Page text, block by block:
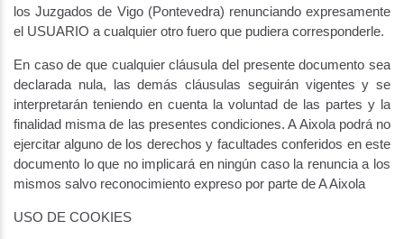
los Juzgados de Vigo (Pontevedra) renunciando expresamente
el USUARIO a cualquier otro fuero que pudiera corresponderle.
En caso de que cualquier cláusula del presente documento sea
declarada nula, las demás cláusulas seguirán vigentes y se
interpretarán teniendo en cuenta la voluntad de las partes y la
finalidad misma de las presentes condiciones. A Aixola podrá no
ejercitar alguno de los derechos y facultades conferidos en este
documento lo que no implicará en ningún caso la renuncia a los
mismos salvo reconocimiento expreso por parte de A Aixola
USO DE COOKIES